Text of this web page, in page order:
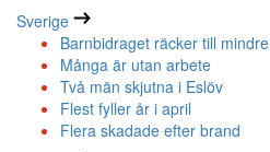
Sverige
Barnbidraget räcker till mindre
Många är utan arbete
Två män skjutna i Eslöv
Flest fyller år i april
Flera skadade efter brand